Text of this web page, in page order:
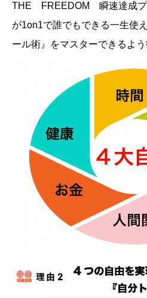
THE FREEDOM 瞬速達成プ
が1on1で誰でもできる一生使
ール術』をマスターできるよう